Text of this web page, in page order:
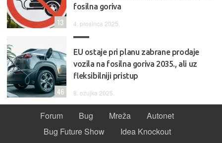
fosilna goriva
4. prosinca 2025.
13
EU ostaje pri planu zabrane prodaje
vozila na fosilna goriva 2035., ali uz
fleksibilniji pristup
8. ožujka 2025.
46
Forum Bug Mreža
Autonet
Bug Future Show
Idea Knockout